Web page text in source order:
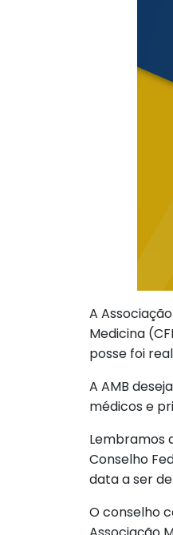
A
Medicina
posse foi
A AMB
médicos e
Lembramos
Conselho
data a ser
O conselho